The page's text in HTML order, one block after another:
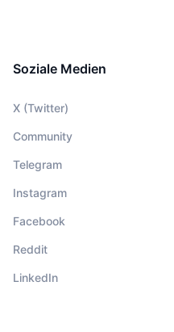
Soziale Medien
X (Twitter)
Community
Telegram
Instagram
Facebook
Reddit
LinkedIn